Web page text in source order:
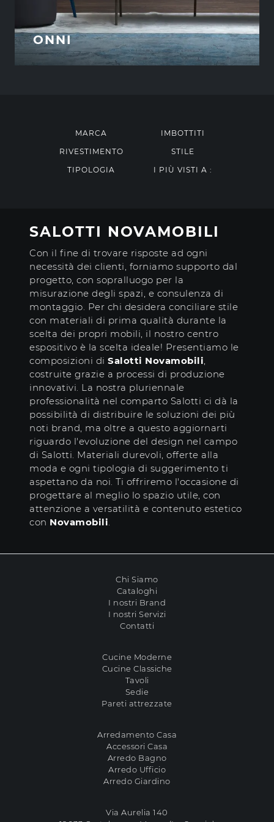
ONNI
MARCA
IMBOTTITI
RIVESTIMENTO
STILE
TIPOLOGIA
I PIÙ VISTI A :
SALOTTI NOVAMOBILI
Con il fine di trovare risposte ad ogni
necessità dei clienti, forniamo supporto dal
progetto, con sopralluogo per la
misurazione degli spazi, e consulenza di
montaggio. Per chi desidera conciliare stile
con materiali di prima qualità durante la
scelta dei propri mobili, il nostro centro
espositivo è la scelta ideale! Presentiamo le
composizioni di Salotti Novamobili,
costruite grazie a processi di produzione
innovativi. La nostra pluriennale
professionalità nel comparto Salotti ci dà la
possibilità di distribuire le soluzioni dei più
noti brand, ma oltre a questo aggiornarti
riguardo l'evoluzione del design nel campo
di Salotti. Materiali durevoli, offerte alla
moda e ogni tipologia di suggerimento ti
aspettano da noi. Ti offriremo l'occasione di
progettare al meglio lo spazio utile, con
attenzione a versatilità e contenuto estetico
con Novamobili.
Chi Siamo
Cataloghi
I nostri Brand
I nostri Servizi
Contatti
Cucine Moderne
Cucine Classiche
Tavoli
Sedie
Pareti attrezzate
Arredamento Casa
Accessori Casa
Arredo Bagno
Arredo Ufficio
Arredo Giardino
Via Aurelia 140